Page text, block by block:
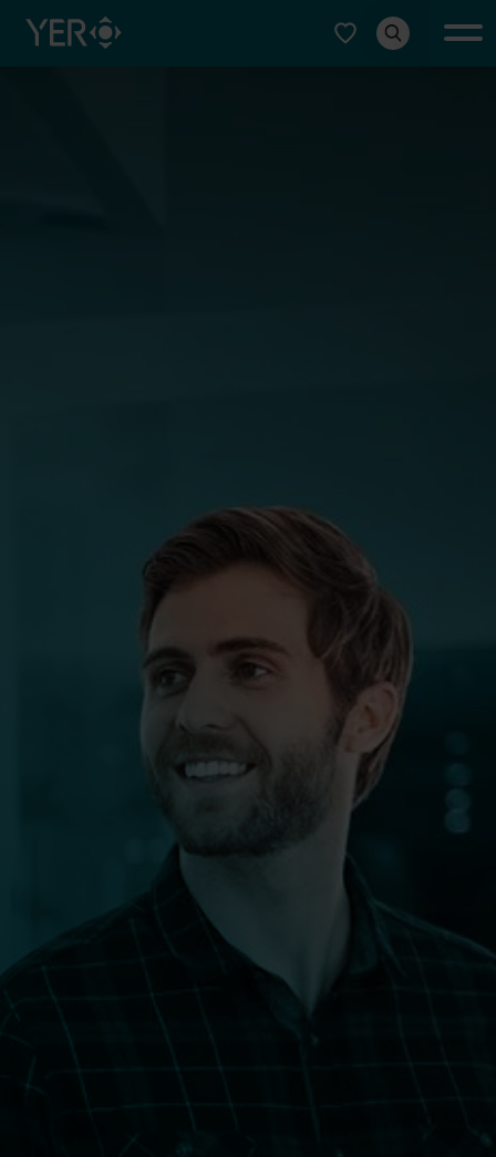
Typ auswählen